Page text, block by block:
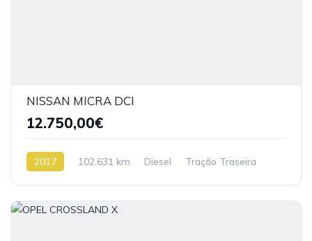
NISSAN MICRA DCI
12.750,00€
2017 102.631 km Diesel Tração Traseira